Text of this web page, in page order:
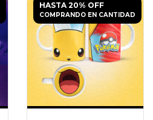
HASTA 20% OFF
COMPRANDO EN CANTIDAD